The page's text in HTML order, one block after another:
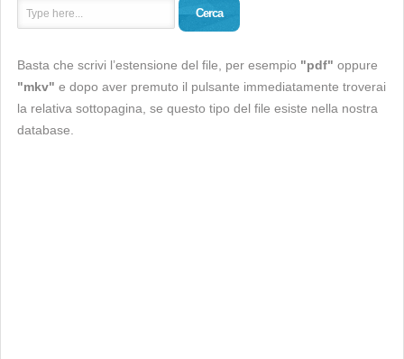
Cerca
Basta che scrivi l’estensione del file, per esempio "pdf" oppure
"mkv" e dopo aver premuto il pulsante immediatamente troverai
la relativa sottopagina, se questo tipo del file esiste nella nostra
database.